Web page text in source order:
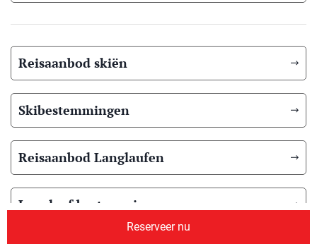
Reserveer nu
Reisaanbod skiën
Skibestemmingen
Reisaanbod Langlaufen
Langlauf bestemmingen